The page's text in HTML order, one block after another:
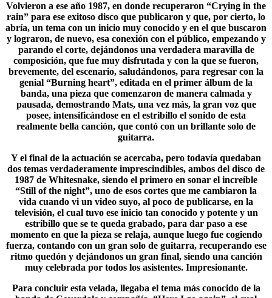
Volvieron a ese año 1987, en donde recuperaron “Crying in the
rain” para ese exitoso disco que publicaron y que, por cierto, lo
abría, un tema con un inicio muy conocido y en el que buscaron
y lograron, de nuevo, esa conexión con el público, empezando y
parando el corte, dejándonos una verdadera maravilla de
composición, que fue muy disfrutada y con la que se fueron,
brevemente, del escenario, saludándonos, para regresar con la
genial “Burning heart”, editada en el primer álbum de la
banda, una pieza que comenzaron de manera calmada y
pausada, demostrando Mats, una vez más, la gran voz que
posee, intensificándose en el estribillo el sonido de esta
realmente bella canción, que contó con un brillante solo de
guitarra.
Y el final de la actuación se acercaba, pero todavía quedaban
dos temas verdaderamente imprescindibles, ambos del disco de
1987 de Whitesnake, siendo el primero en sonar el increíble
“Still of the night”, uno de esos cortes que me cambiaron la
vida cuando vi un video suyo, al poco de publicarse, en la
televisión, el cual tuvo ese inicio tan conocido y potente y un
estribillo que se te queda grabado, para dar paso a ese
momento en que la pieza se relaja, aunque luego fue cogiendo
fuerza, contando con un gran solo de guitarra, recuperando ese
ritmo quedón y dejándonos un gran final, siendo una canción
muy celebrada por todos los asistentes. Impresionante.
Para concluir esta velada, llegaba el tema más conocido de la